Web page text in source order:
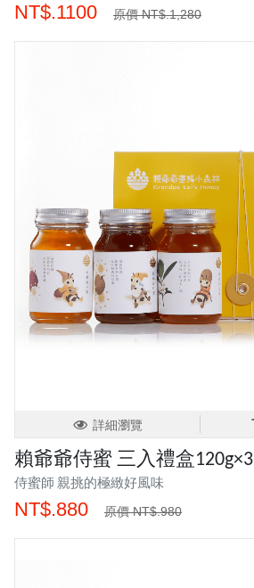
NT$.1100 原價 NT$.1,280
詳細瀏覽
賴爺爺侍蜜 三入禮盒120g×3
侍蜜師 親挑的極緻好風味
NT$.880 原價 NT$.980